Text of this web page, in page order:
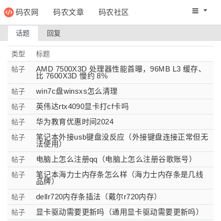
码农网 码农文章 码农社区 码农网
话题 回复
类型
标题
帖子
AMD 7500X3D 处理器性能首曝，96MB L3 缓存、
比 7600X3D 慢约 8%
帖子 win7c盘winsxs怎么清理
帖子 英伟达rtx4090显卡打cf卡吗
帖子 华为教育优惠时间2024
帖子
笔记本外接usb键盘没反应（外接键盘连接正常但无
法使用）
帖子 电脑上怎么注册qq（电脑上怎么注册谷歌账号）
帖子
笔记本海力士内存条怎么样（海力士内存条是几线
品牌）
帖子 dellr720内存条插法（戴尔r720内存）
帖子 显卡驱动需要更新吗（通用显卡驱动需要更新吗）